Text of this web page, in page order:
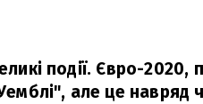
події. Євро-2020,
але це навряд